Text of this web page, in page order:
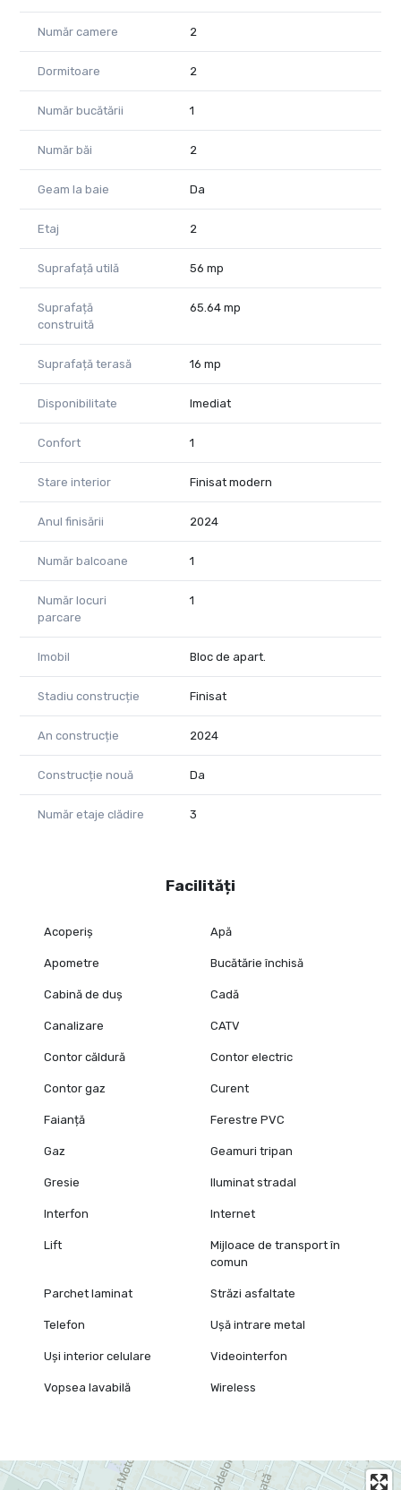
Număr camere 2
Dormitoare 2
Număr bucătării 1
Număr băi 2
Geam la baie Da
Etaj 2
Suprafață utilă 56 mp
Suprafață
construită
65.64 mp
Suprafață terasă 16 mp
Disponibilitate Imediat
Confort 1
Stare interior Finisat modern
Anul finisării 2024
Număr balcoane 1
Număr locuri
parcare
1
Imobil Bloc de apart.
Stadiu construcție Finisat
An construcție 2024
Construcție nouă Da
Număr etaje clădire 3
Facilități
Acoperiș Apă
Apometre Bucătărie închisă
Cabină de duș Cadă
Canalizare CATV
Contor căldură Contor electric
Contor gaz Curent
Faianță Ferestre PVC
Gaz Geamuri tripan
Gresie Iluminat stradal
Interfon Internet
Lift
Mijloace de transport în
comun
Parchet laminat Străzi asfaltate
Telefon Ușă intrare metal
Uși interior celulare Videointerfon
Vopsea lavabilă Wireless